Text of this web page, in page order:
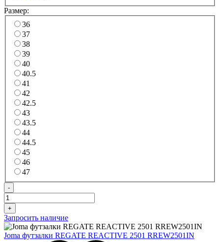
Размер:
36
37
38
39
40
40.5
41
42
42.5
43
43.5
44
44.5
45
46
47
-
+
Запросить наличие
Joma футзалки REGATE REACTIVE 2501 RREW2501IN